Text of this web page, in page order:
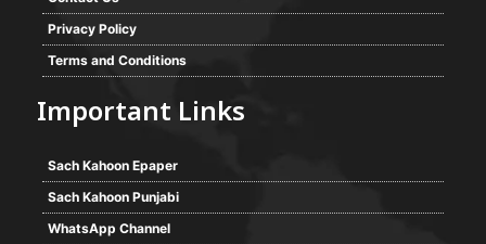
Privacy Policy
Terms and Conditions
Important Links
Sach Kahoon Epaper
Sach Kahoon Punjabi
WhatsApp Channel